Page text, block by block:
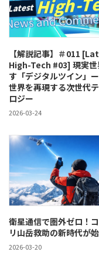
【解説記事】＃011
High-Tech #03] 現実世
す「デジタルツイン」
世界を再現する次世代
ロジー
2026-03-24
衛星通信で圏外ゼロ！
リ山岳救助の新時代が
2026-03-20